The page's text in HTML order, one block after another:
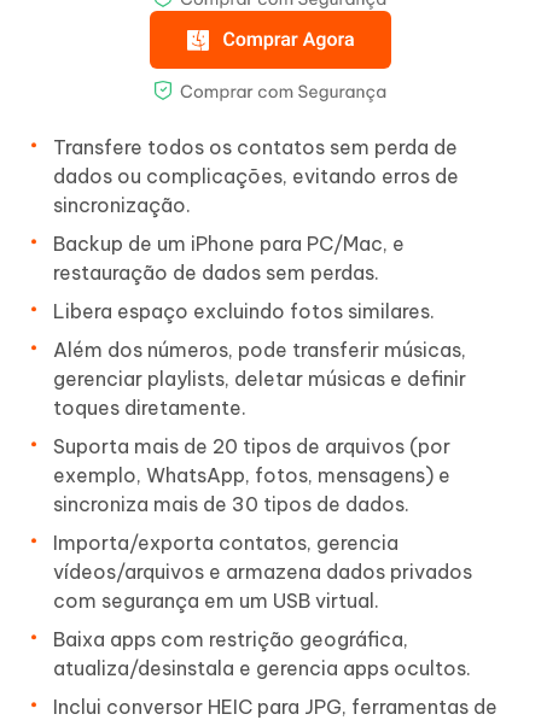
Transfere todos os contatos sem perda de
dados ou complicações, evitando erros de
sincronização.
Backup de um iPhone para PC/Mac, e
restauração de dados sem perdas.
Libera espaço excluindo fotos similares.
Além dos números, pode transferir músicas,
gerenciar playlists, deletar músicas e definir
toques diretamente.
Suporta mais de 20 tipos de arquivos (por
exemplo, WhatsApp, fotos, mensagens) e
sincroniza mais de 30 tipos de dados.
Importa/exporta contatos, gerencia
vídeos/arquivos e armazena dados privados
com segurança em um USB virtual.
Baixa apps com restrição geográfica,
atualiza/desinstala e gerencia apps ocultos.
Inclui conversor HEIC para JPG, ferramentas de